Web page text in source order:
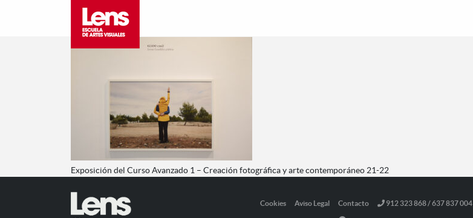
Exposición del Curso Avanzado 1 – Creación fotográfica y arte contemporáneo 21-22
Cookies Aviso Legal Contacto 912 323 868 / 637 837 004